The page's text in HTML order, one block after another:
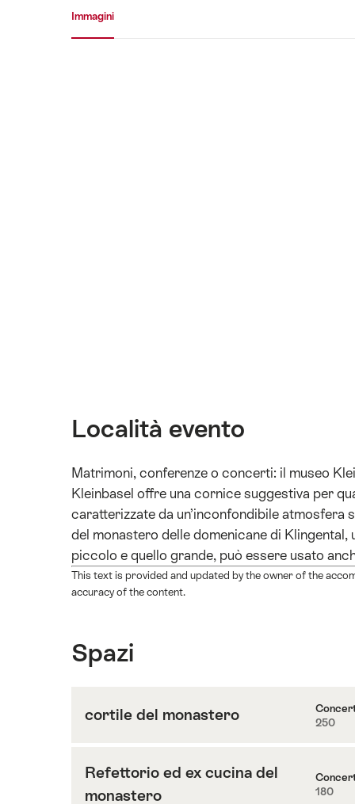
Immagini
Località evento
Matrimoni, conferenze o concerti: il museo
Kleinbasel offre una cornice suggestiva per
caratterizzate da un’inconfondibile
del monastero delle domenicane di
piccolo e quello grande, può essere usato
This text is provided and updated by the owner of the
accuracy of the content.
Spazi
cortile del monastero
Contenuti
cortile
250
Refettorio ed ex cucina del
monastero
Contenuti
180